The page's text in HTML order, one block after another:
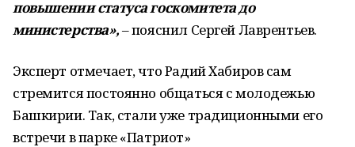
повышении статуса госкомитета до
министерства»,– пояснил Сергей Лаврентьев.
Эксперт отмечает, что Радий Хабиров сам
стремится постоянно общаться с молодежью
Башкирии. Так, стали уже традиционными его
встречи в парке «Патриот»